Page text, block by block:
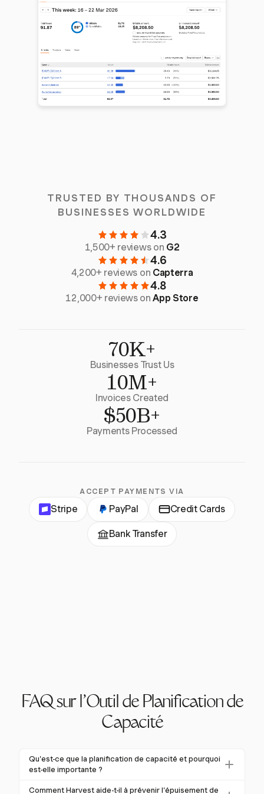
TRUSTED BY THOUSANDS OF
BUSINESSES WORLDWIDE
4.3
1,500+ reviews on G2
4.6
4,200+ reviews on Capterra
4.8
12,000+ reviews onApp Store
70K+
Businesses Trust Us
10M+
Invoices Created
$50B+
Payments Processed
ACCEPT PAYMENTS VIA
Stripe PayPal Credit Cards
Bank Transfer
FAQ sur l'Outil de Planification de
Capacité
Qu'est-ce que la planification de capacité et pourquoi
est-elle importante ?
La planification de capacité aligne les ressources
Comment Harvest aide-t-il à prévenir l'épuisement de